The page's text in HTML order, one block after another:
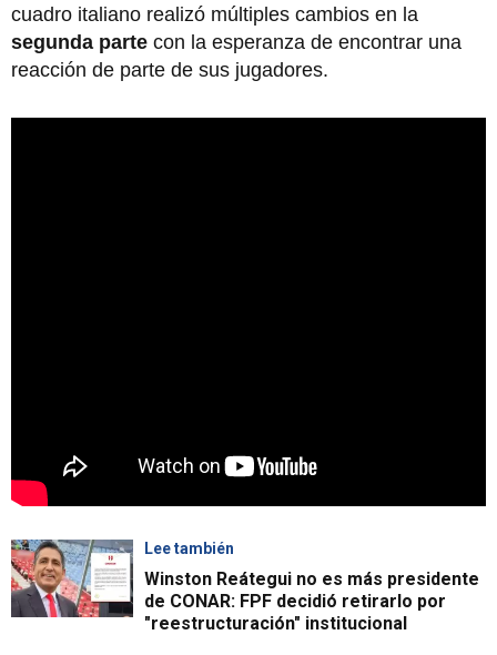
cuadro italiano realizó múltiples cambios en la
segunda parte con la esperanza de encontrar una
reacción de parte de sus jugadores.
Lee también
Winston Reátegui no es más presidente
de CONAR: FPF decidió retirarlo por
"reestructuración" institucional